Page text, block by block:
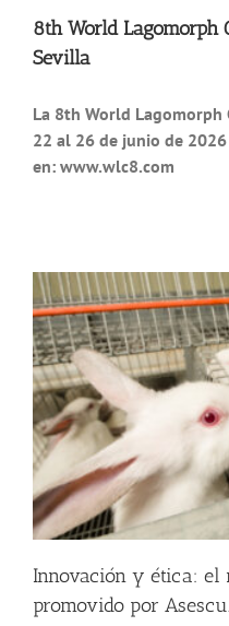
8th World Lagomorph
Sevilla
La 8th World Lagomorph
22 al 26 de junio de
en: www.wlc8.com
Innovación y ética: el
promovido por